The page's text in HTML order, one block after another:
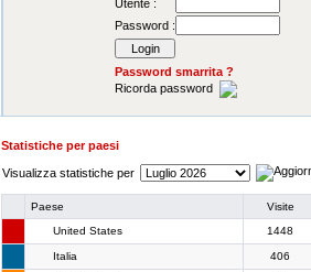
Utente :
Password :
Password smarrita ?
Ricorda password
Statistiche per paesi
Visualizza statistiche per
Paese Visite
United States
1448
Italia 406